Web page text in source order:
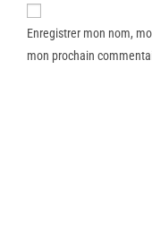
Enregistrer mon nom,
mon prochain